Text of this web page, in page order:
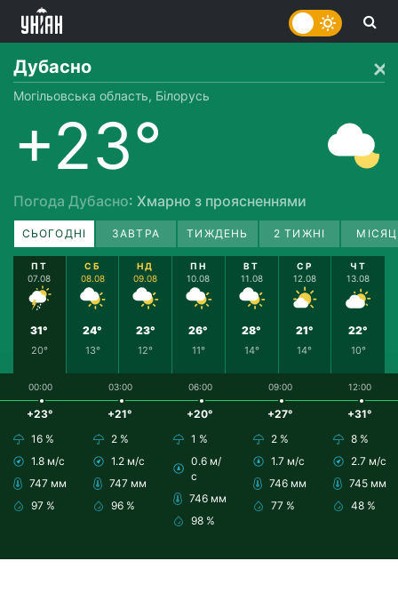
Дубасно
Могільовська область, Білорусь
+23°
Погода Дубасно: Хмарно з проясненнями
СЬОГОДНІ ЗАВТРА ТИЖДЕНЬ 2 ТИЖНІ
ПТ
07.08
31°
20°
СБ
08.08
24°
13°
НД
09.08
23°
12°
ПН
10.08
26°
11°
ВТ
11.08
28°
14°
СР
12.08
21°
14°
ЧТ
13.08
22°
10°
00:00
+23°
16 %
1.8 м/с
747 мм
97 %
03:00
+21°
2 %
1.2 м/с
747 мм
96 %
06:00
+20°
1 %
0.6 м/
с
746 мм
98 %
09:00
+27°
2 %
1.7 м/с
746 мм
77 %
12:00
+31°
8 %
2.7 м/с
745 мм
48 %